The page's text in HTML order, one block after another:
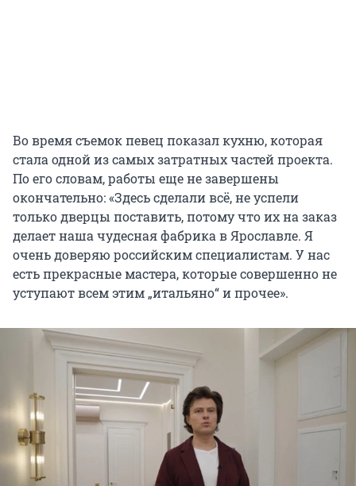
Во время съемок певец показал кухню, которая
стала одной из самых затратных частей проекта.
По его словам, работы еще не завершены
окончательно: «Здесь сделали всё, не успели
только дверцы поставить, потому что их на заказ
делает наша чудесная фабрика в Ярославле. Я
очень доверяю российским специалистам. У нас
есть прекрасные мастера, которые совершенно не
уступают всем этим „итальяно“ и прочее».